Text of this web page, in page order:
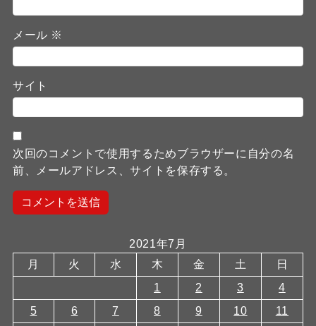
メール ※
サイト
次回のコメントで使用するためブラウザーに自分の名
前、メールアドレス、サイトを保存する。
2021年7月
月
火 水 木 金 土
日
1
2 3
4
5
6 7 8 9 10 11